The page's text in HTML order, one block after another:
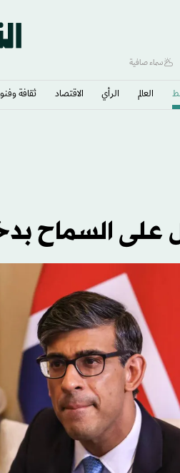
سماء صافية
العالم الرأي الاقتصاد ثقافة
السماح